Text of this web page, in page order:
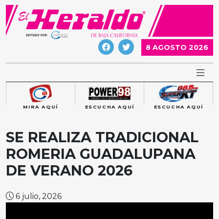
Skip
content
8 AGOSTO 2026
MIRA AQUÍ ESCUCHA AQUÍ ESCUCHA AQUÍ
SE REALIZA TRADICIONAL
ROMERIA GUADALUPANA
DE VERANO 2026
6 julio, 2026